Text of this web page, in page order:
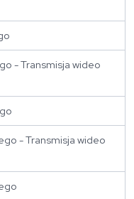
- Transmisja wideo
- Transmisja wideo